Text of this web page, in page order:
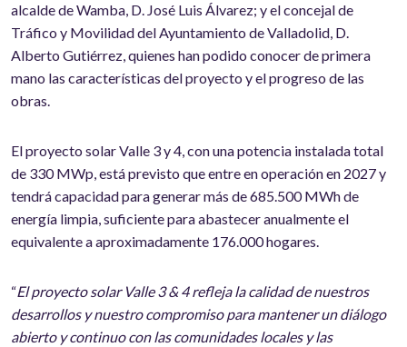
alcalde de Wamba, D. José Luis Álvarez; y el concejal de
Tráfico y Movilidad del Ayuntamiento de Valladolid, D.
Alberto Gutiérrez, quienes han podido conocer de primera
mano las características del proyecto y el progreso de las
obras.
El proyecto solar Valle 3 y 4, con una potencia instalada total
de 330 MWp, está previsto que entre en operación en 2027 y
tendrá capacidad para generar más de 685.500 MWh de
energía limpia, suficiente para abastecer anualmente el
equivalente a aproximadamente 176.000 hogares.
“El proyecto solar Valle 3 & 4 refleja la calidad de nuestros
desarrollos y nuestro compromiso para mantener un diálogo
abierto y continuo con las comunidades locales y las